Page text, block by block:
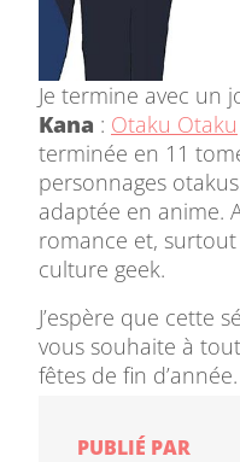
Je termine avec un
Kana : Otaku Otaku
terminée en 11
personnages
adaptée en anime.
romance et,
culture geek.
J’espère que cette
vous souhaite à
fêtes de fin d’année.
PUBLIÉ PAR